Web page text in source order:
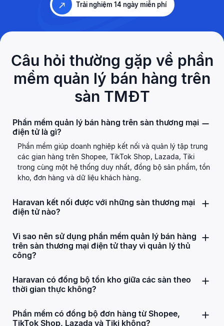
Trải nghiệm 14 ngày miễn phí
Câu hỏi thường gặp về phần
mềm quản lý bán hàng trên
sàn TMĐT
Phần mềm quản lý bán hàng trên sàn thương mại
điện tử là gì?
Phần mềm giúp doanh nghiệp kết nối và quản lý tập trung
các gian hàng trên Shopee, TikTok Shop, Lazada, Tiki
trong cùng một hệ thống duy nhất, đồng bộ sản phẩm, tồn
kho, đơn hàng và dữ liệu khách hàng.
Haravan kết nối được với những sàn thương mại
điện tử nào?
Vì sao nên sử dụng phần mềm quản lý bán hàng
trên sàn thương mại điện tử thay vì quản lý thủ
công?
Haravan có đồng bộ tồn kho giữa các sàn theo
thời gian thực không?
Phần mềm có đồng bộ đơn hàng từ Shopee,
TikTok Shop, Lazada và Tiki không?